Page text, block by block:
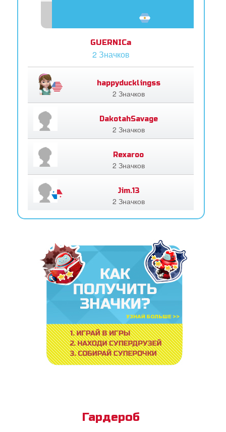
GUERNICa
2 Значков
happyducklingss
2 Значков
DakotahSavage
2 Значков
Rexaroo
2 Значков
Jim.13
2 Значков
Гардероб